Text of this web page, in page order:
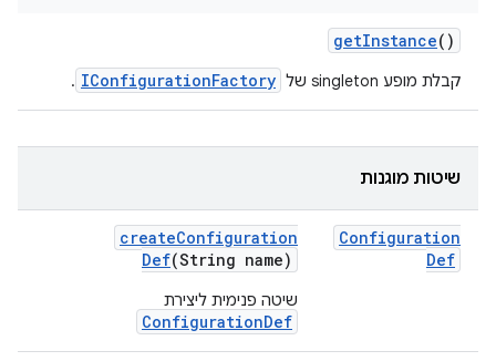
getInstance()
קבלת מופע singleton של IConfigurationFactory
.
שיטות מוגנות
Configuration
Def
createConfiguration
Def(String name)
שיטה פנימית ליצירת
ConfigurationDef